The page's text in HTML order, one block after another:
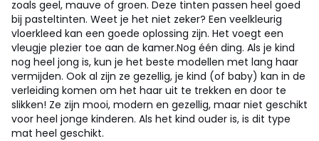
zoals geel, mauve of groen. Deze tinten passen heel goed
bij pasteltinten. Weet je het niet zeker? Een veelkleurig
vloerkleed kan een goede oplossing zijn. Het voegt een
vleugje plezier toe aan de kamer.Nog één ding. Als je kind
nog heel jong is, kun je het beste modellen met lang haar
vermijden. Ook al zijn ze gezellig, je kind (of baby) kan in de
verleiding komen om het haar uit te trekken en door te
slikken! Ze zijn mooi, modern en gezellig, maar niet geschikt
voor heel jonge kinderen. Als het kind ouder is, is dit type
mat heel geschikt.